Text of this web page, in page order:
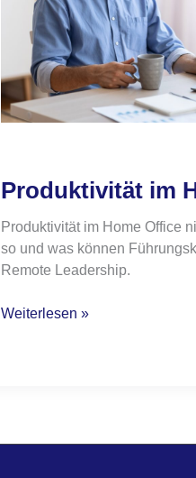
Produktivität im
Produktivität im Home Office
so und was können
Remote Leadership.
Weiterlesen »